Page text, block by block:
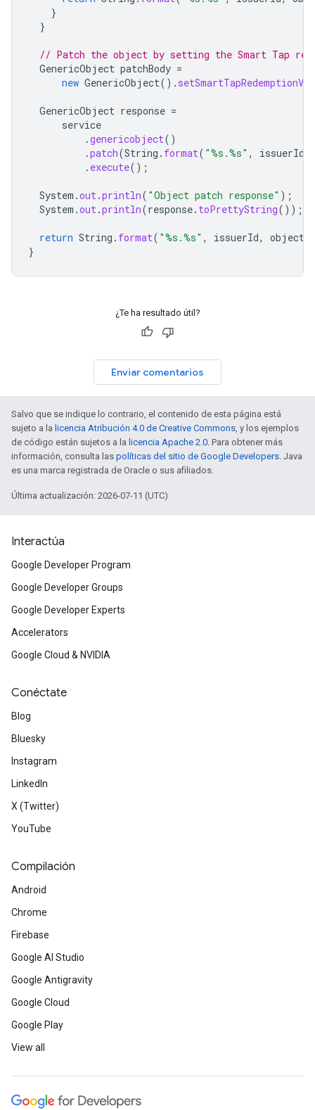
}
}
// Patch the object by setting the Smart Tap
GenericObject patchBody =
new GenericObject().
GenericObject response =
service
.genericobject()
.patch(String . format( "%s.%s" , issuerId
. execute();
System .out.println( "Object patch response" );
System .out.println(response. toPrettyString());
return String . format( "%s.%s" , issuerId,
}
¿Te ha resultado útil?
Enviar comentarios
Salvo que se indique lo contrario, el contenido de esta página está
sujeto a la licencia Atribución 4.0 de Creative Commons, y los ejemplos
de código están sujetos a la licencia Apache 2.0. Para obtener más
información, consulta las políticas del sitio de Google Developers. Java
es una marca registrada de Oracle o sus afiliados.
Última actualización: 2026-07-11 (UTC)
Interactúa
Google Developer Program
Google Developer Groups
Google Developer Experts
Accelerators
Google Cloud & NVIDIA
Conéctate
Blog
Bluesky
Instagram
LinkedIn
X (Twitter)
YouTube
Compilación
Android
Chrome
Firebase
Google AI Studio
Google Antigravity
Google Cloud
Google Play
View all